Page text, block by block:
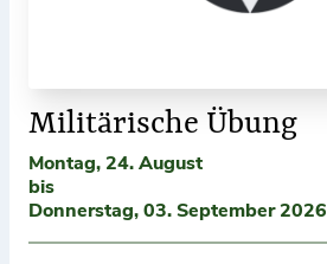
Militärische Übung
Montag, 24. August
bis
Donnerstag, 03. September 2026